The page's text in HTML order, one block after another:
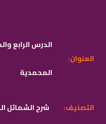
الدرس الرابع
المحمدية
:العنوان
شرح الشمائل :التصنيف